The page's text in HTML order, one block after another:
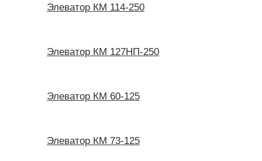
Элеватор КМ 114-250
Элеватор КМ 127НП-250
Элеватор КМ 60-125
Элеватор КМ 73-125